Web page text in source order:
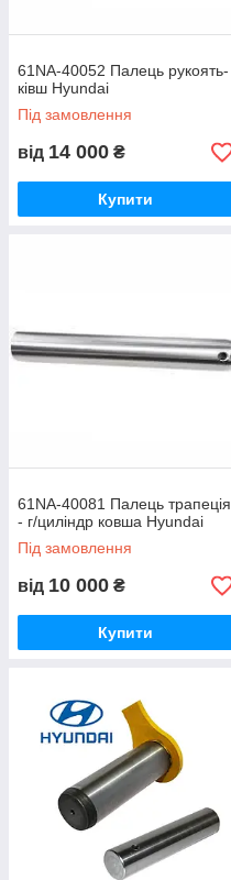
61NA-40052 Палець рукоять-
ківш Hyundai
Під замовлення
від 14 000 ₴
Купити
61NA-40081 Палець трапеція
- г/циліндр ковша Hyundai
Під замовлення
від 10 000 ₴
Купити